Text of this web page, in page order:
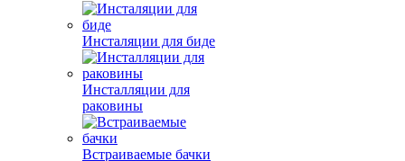
Инсталяции для биде
Инсталляции для
раковины
Встраиваемые бачки